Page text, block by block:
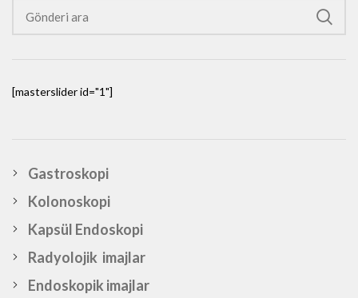
[masterslider id="1"]
Gastroskopi
Kolonoskopi
Kapsül Endoskopi
Radyolojik imajlar
Endoskopik imajlar